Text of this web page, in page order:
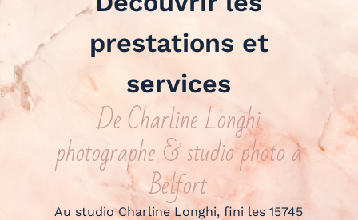
prestations et
services
De Charline Longhi
photographe & studio photo à
Belfort
Au studio Charline Longhi, fini les 15745